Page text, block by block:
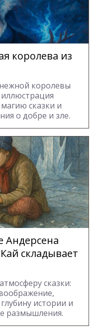
королева из
королевы
сказки и
о добре и зле.
Андерсена
складывает
сказки:
истории и
размышления.